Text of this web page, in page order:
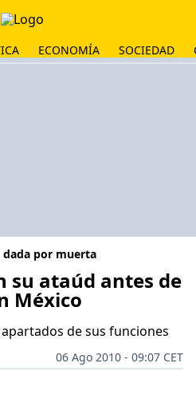
ECONOMÍA SOCIEDAD
dada por muerta
su ataúd antes de
México
de sus funciones
06 Ago 2010 - 09:07 CET